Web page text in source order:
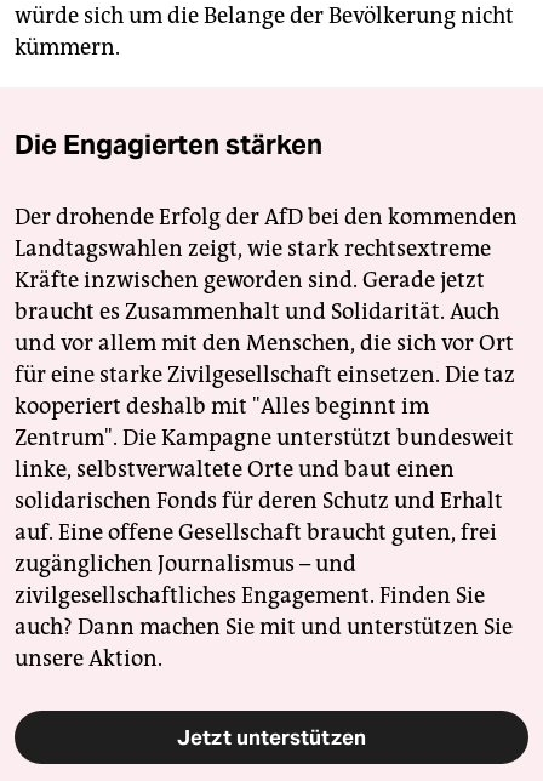
würde sich um die Belange der Bevölkerung nicht
kümmern.
Die Engagierten stärken
Der drohende Erfolg der AfD bei den kommenden
Landtagswahlen zeigt, wie stark rechtsextreme
Kräfte inzwischen geworden sind. Gerade jetzt
braucht es Zusammenhalt und Solidarität. Auch
und vor allem mit den Menschen, die sich vor Ort
für eine starke Zivilgesellschaft einsetzen. Die taz
kooperiert deshalb mit "Alles beginnt im
Zentrum". Die Kampagne unterstützt bundesweit
linke, selbstverwaltete Orte und baut einen
solidarischen Fonds für deren Schutz und Erhalt
auf. Eine offene Gesellschaft braucht guten, frei
zugänglichen Journalismus – und
zivilgesellschaftliches Engagement. Finden Sie
auch? Dann machen Sie mit und unterstützen Sie
unsere Aktion.
Jetzt unterstützen